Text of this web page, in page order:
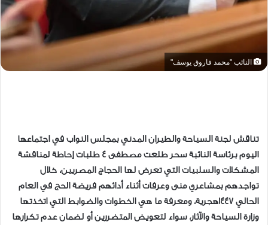
النائب "محمد فاروق يوسف"
تناقش لجنة السياحة والطيران المدني بمجلس النواب في اجتماعها
اليوم برئاسة النائبة سحر طلعت مصطفى ٤ طلبات إحاطة لمناقشة
المشكلات والسلبيات التي تعرض لها الحجاج المصريين، خلال
تواجدهم بمشاعري منى وعرفات أثناء أدائهم فريضة الحج في العام
الحالي ١٤٤٧هجرية، ومعرفة ما هي الخطوات والضوابط التي اتخذتها
وزارة السياحة والآثار، سواء لتعويض المتضررين أو لضمان عدم تكرارها